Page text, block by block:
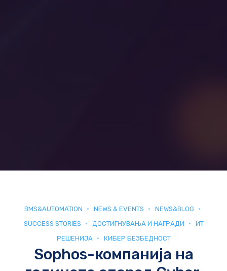
BMS&AUTOMATION NEWS & EVENTS
NEWS&BLOG
SUCCESS STORIES
ДОСТИГНУВАЊА И НАГРАДИ
ИТ
РЕШЕНИЈА
КИБЕР БЕЗБЕДНОСТ
Sophos-компанија на